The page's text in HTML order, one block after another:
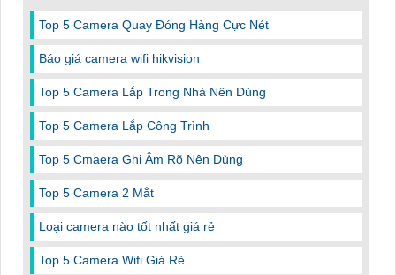
Top 5 Camera Quay Đóng Hàng Cực Nét
Báo giá camera wifi hikvision
Top 5 Camera Lắp Trong Nhà Nên Dùng
Top 5 Camera Lắp Công Trình
Top 5 Cmaera Ghi Âm Rõ Nên Dùng
Top 5 Camera 2 Mắt
Loại camera nào tốt nhất giá rẻ
Top 5 Camera Wifi Giá Rẻ